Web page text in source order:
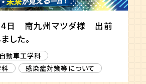
日 南九州マツダ様 出前
した。
自動車工学科
感染症対策等について